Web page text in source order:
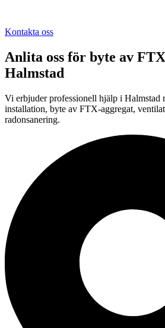
Kontakta oss
Anlita oss för byte av
Halmstad
Vi erbjuder professionell hjälp i Halmstad
installation, byte av FTX-aggregat,
radonsanering.